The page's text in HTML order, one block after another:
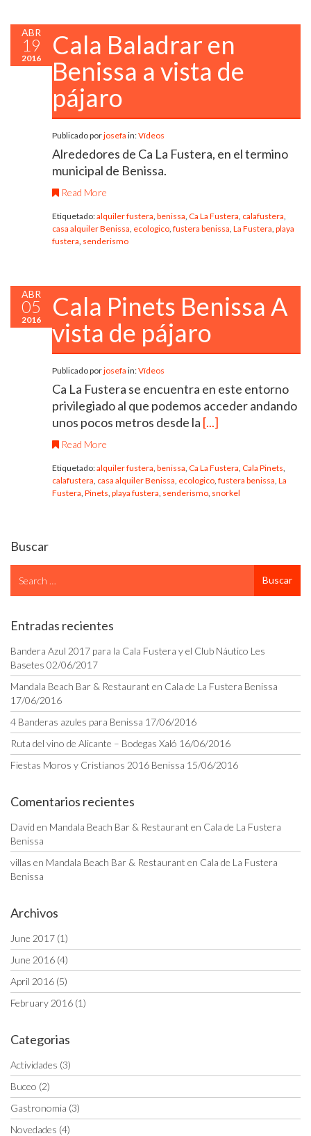
ABR
19
2016
Cala Baladrar en
Benissa a vista de
pájaro
Publicado porjosefa in:Vídeos
Alrededores de Ca La Fustera, en el termino
municipal de Benissa.
Read More
Etiquetado:alquiler fustera benissa Ca La Fustera calafustera
casa alquiler Benissa ecologico fustera benissa La Fustera playa
fustera senderismo
ABR
05
2016
Cala Pinets Benissa A
vista de pájaro
Publicado porjosefa in:Vídeos
Ca La Fustera se encuentra en este entorno
privilegiado al que podemos acceder andando
unos pocos metros desde la [...]
Read More
Etiquetado:alquiler fustera benissa Ca La Fustera Cala Pinets
calafustera casa alquiler Benissa ecologico fustera benissa La
Fustera Pinets playa fustera senderismo snorkel
Buscar
for
Buscar
Entradas recientes
Bandera Azul 2017 para la Cala Fustera y el Club Náutico Les
Basetes 02/06/2017
Mandala Beach Bar & Restaurant en Cala de La Fustera Benissa
17/06/2016
4 Banderas azules para Benissa 17/06/2016
Ruta del vino de Alicante – Bodegas Xaló 16/06/2016
Fiestas Moros y Cristianos 2016 Benissa 15/06/2016
Comentarios recientes
David en Mandala Beach Bar & Restaurant en Cala de La Fustera
Benissa
villas en Mandala Beach Bar & Restaurant en Cala de La Fustera
Benissa
Archivos
June 2017 (1)
June 2016 (4)
April 2016 (5)
February 2016 (1)
Categorias
Actividades (3)
Buceo (2)
Gastronomia (3)
Novedades (4)